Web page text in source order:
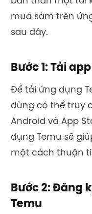
mua sắm trên
sau đây.
Bước 1: Tải
Để tải ứng dụng
dùng có thể truy
Android và App
dụng Temu sẽ
một cách thuận
Bước 2: Đăng
Temu